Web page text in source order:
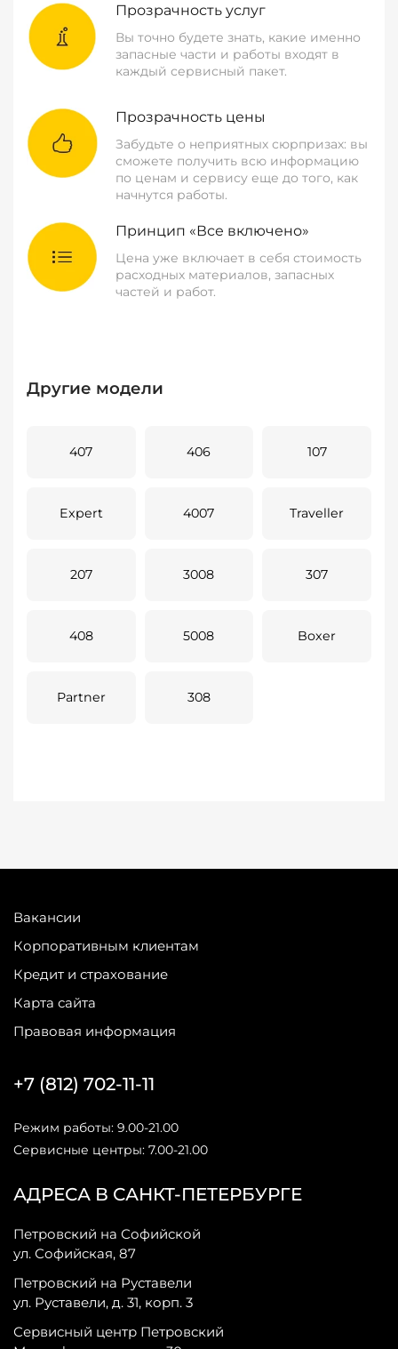
Прозрачность услуг
Вы точно будете знать, какие именно
запасные части и работы входят в
каждый сервисный пакет.
Прозрачность цены
Забудьте о неприятных сюрпризах: вы
сможете получить всю информацию
по ценам и сервису еще до того, как
начнутся работы.
Принцип «Все включено»
Цена уже включает в себя стоимость
расходных материалов, запасных
частей и работ.
Другие модели
407 406 107
Expert 4007 Traveller
207 3008 307
408 5008 Boxer
Partner 308
Вакансии
Корпоративным клиентам
Кредит и страхование
Карта сайта
Правовая информация
АДРЕСА В САНКТ-ПЕТЕРБУРГЕ
Петровский на Софийской
ул. Софийская, 87
Петровский на Руставели
ул. Руставели, д. 31, корп. 3
Сервисный центр Петровский
+7 (812) 702-11-11
Режим работы: 9.00-21.00
Сервисные центры: 7.00-21.00